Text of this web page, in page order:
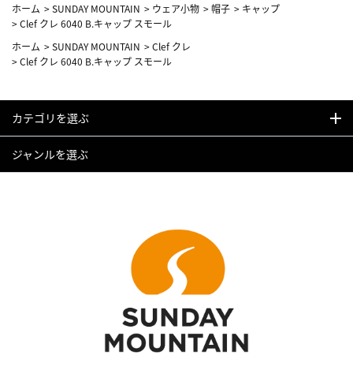
ホーム >SUNDAY MOUNTAIN > ウェア小物 >帽子 > キャップ
>Clef クレ 6040 B.キャップ スモール
ホーム >SUNDAY MOUNTAIN >Clef クレ
>Clef クレ 6040 B.キャップ スモール
カテゴリを選ぶ
ジャンルを選ぶ